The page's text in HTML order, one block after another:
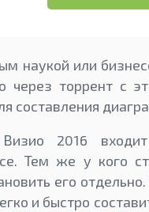
наукой или
через торрент с
составления
2016
Тем же у кого
его
и быстро